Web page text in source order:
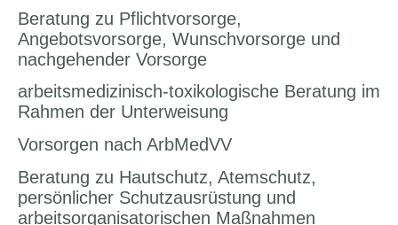
Beratung zu Pflichtvorsorge,
Angebotsvorsorge, Wunschvorsorge und
nachgehender Vorsorge
arbeitsmedizinisch-toxikologische Beratung im
Rahmen der Unterweisung
Vorsorgen nach ArbMedVV
Beratung zu Hautschutz, Atemschutz,
persönlicher Schutzausrüstung und
arbeitsorganisatorischen Maßnahmen